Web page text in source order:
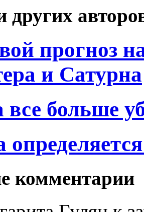
других
прогноз
и Сатурна
все больше
комментарии